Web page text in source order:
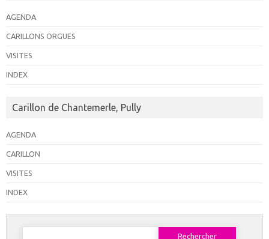
AGENDA
CARILLONS ORGUES
VISITES
INDEX
Carillon de Chantemerle, Pully
AGENDA
CARILLON
VISITES
INDEX
Rechercher :